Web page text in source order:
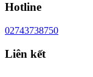
Hotline
02743738750
Liên kết